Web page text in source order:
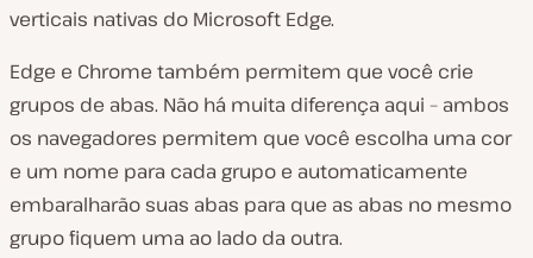
verticais nativas do Microsoft Edge.
Edge e Chrome também permitem que você crie
grupos de abas. Não há muita diferença aqui – ambos
os navegadores permitem que você escolha uma cor
e um nome para cada grupo e automaticamente
embaralharão suas abas para que as abas no mesmo
grupo fiquem uma ao lado da outra.